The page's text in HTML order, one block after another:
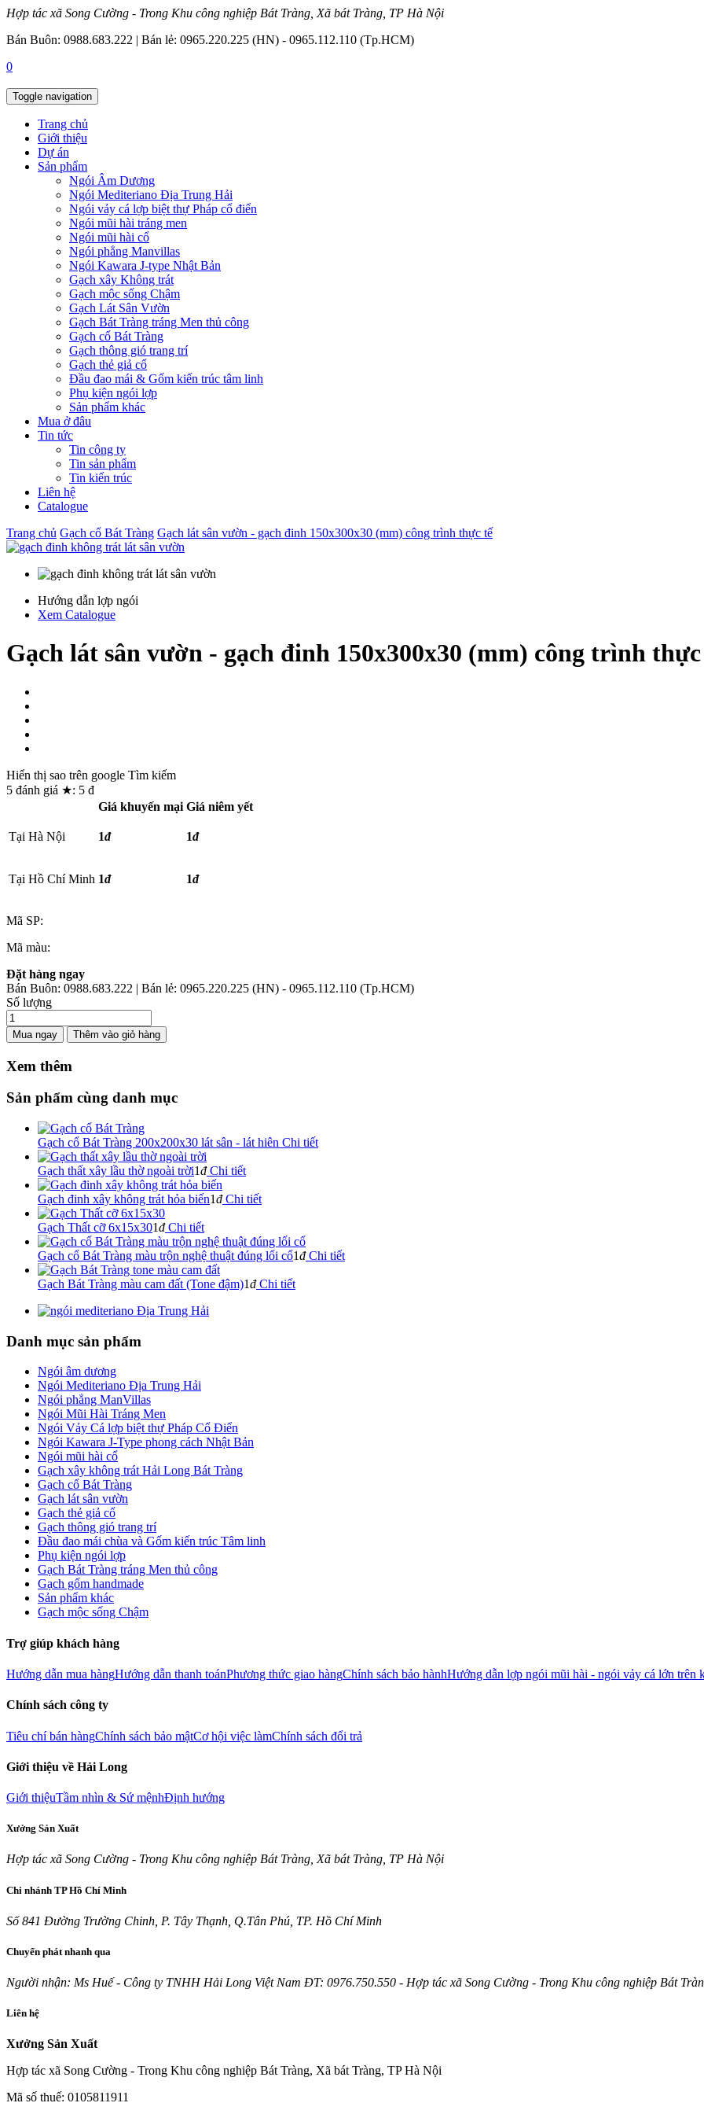
Hợp tác xã Song Cường - Trong Khu công nghiệp Bát Tràng, Xã bát Tràng, TP Hà Nội
Bán Buôn: 0988.683.222 | Bán lẻ: 0965.220.225 (HN) - 0965.112.110 (Tp.HCM)
0
Toggle navigation
Trang chủ
Giới thiệu
Dự án
Sản phẩm
Ngói Âm Dương
Ngói Mediteriano Địa Trung Hải
Ngói vảy cá lợp biệt thự Pháp cổ điển
Ngói mũi hài tráng men
Ngói mũi hài cổ
Ngói phẳng Manvillas
Ngói Kawara J-type Nhật Bản
Gạch xây Không trát
Gạch mộc sống Chậm
Gạch Lát Sân Vườn
Gạch Bát Tràng tráng Men thủ công
Gạch cổ Bát Tràng
Gạch thông gió trang trí
Gạch thẻ giả cổ
Đầu đao mái & Gốm kiến trúc tâm linh
Phụ kiện ngói lợp
Sản phẩm khác
Mua ở đâu
Tin tức
Tin công ty
Tin sản phẩm
Tin kiến trúc
Liên hệ
Catalogue
Trang chủ Gạch cổ Bát Tràng Gạch lát sân vườn - gạch đinh 150x300x30 (mm) công trình thực tế
Hướng dẫn lợp ngói
Xem Catalogue
Gạch lát sân vườn - gạch đinh 150x300x30 (mm) công trình
Hiển thị sao trên google Tìm kiếm
5 đánh giá ★: 5 đ
Giá khuyến mại Giá niêm yết
Tại Hà Nội 1đ 1đ
Tại Hồ Chí Minh 1đ 1đ
Mã SP:
Mã màu:
Đặt hàng ngay
Bán Buôn: 0988.683.222 | Bán lẻ: 0965.220.225 (HN) - 0965.112.110 (Tp.HCM)
Số lượng
Mua ngay Thêm vào giỏ hàng
Xem thêm
Sản phẩm cùng danh mục
Gạch cổ Bát Tràng 200x200x30 lát sân - lát hiên Chi tiết
Gạch thất xây lầu thờ ngoài trời1đChi tiết
Gạch đinh xây không trát hỏa biến1đChi tiết
Gạch Thất cỡ 6x15x301đChi tiết
Gạch cổ Bát Tràng màu trộn nghệ thuật đúng lối cổ1đChi tiết
Gạch Bát Tràng màu cam đất (Tone đậm)1đChi tiết
Danh mục sản phẩm
Ngói âm dương
Ngói Mediteriano Địa Trung Hải
Ngói phẳng ManVillas
Ngói Mũi Hài Tráng Men
Ngói Vảy Cá lợp biệt thự Pháp Cổ Điển
Ngói Kawara J-Type phong cách Nhật Bản
Ngói mũi hài cổ
Gạch xây không trát Hải Long Bát Tràng
Gạch cổ Bát Tràng
Gạch lát sân vườn
Gạch thẻ giả cổ
Gạch thông gió trang trí
Đầu đao mái chùa và Gốm kiến trúc Tâm linh
Phụ kiện ngói lợp
Gạch Bát Tràng tráng Men thủ công
Gạch gốm handmade
Sản phẩm khác
Gạch mộc sống Chậm
Trợ giúp khách hàng
Hướng dẫn mua hàngHướng dẫn thanh toánPhương thức giao hàngChính sách bảo hànhHướng dẫn lợp ngói mũi hài - ngói vảy cá lớn trên
Chính sách công ty
Tiêu chí bán hàngChính sách bảo mậtCơ hội việc làmChính sách đổi trả
Giới thiệu về Hải Long
Giới thiệuTầm nhìn & Sứ mệnhĐịnh hướng
Xưởng Sản Xuất
Hợp tác xã Song Cường - Trong Khu công nghiệp Bát Tràng, Xã bát Tràng, TP Hà Nội
Chi nhánh TP Hồ Chí Minh
Số 841 Đường Trường Chinh, P. Tây Thạnh, Q.Tân Phú, TP. Hồ Chí Minh
Chuyển phát nhanh qua
Người nhận: Ms Huế - Công ty TNHH Hải Long Việt Nam ĐT: 0976.750.550 - Hợp tác xã Song Cường - Trong Khu công nghiệp Bát
Liên hệ
Xưởng Sản Xuất
Hợp tác xã Song Cường - Trong Khu công nghiệp Bát Tràng, Xã bát Tràng, TP Hà Nội
Mã số thuế: 0105811911